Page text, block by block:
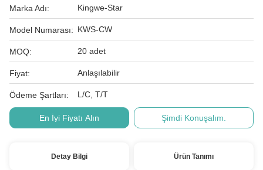
Marka Adı: Kingwe-Star
Model Numarası: KWS-CW
MOQ: 20 adet
Fiyat: Anlaşılabilir
Ödeme Şartları: L/C, T/T
En İyi Fiyatı Alın Şimdi Konuşalım.
Detay Bilgi Ürün Tanımı